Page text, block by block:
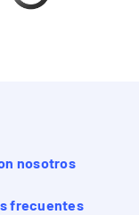
nosotros
frecuentes